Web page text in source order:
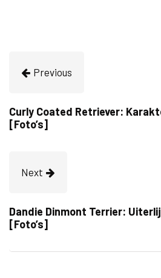
Previous
Curly Coated Retriever:
[Foto’s]
Next
Dandie Dinmont Terrier:
[Foto’s]